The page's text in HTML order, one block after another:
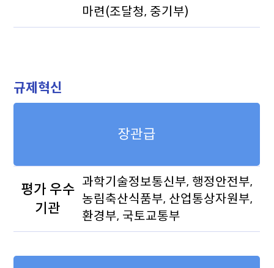
마련(조달청, 중기부)
규제혁신
장관급
평가 우수
기관
과학기술정보통신부, 행정안전부,
농림축산식품부, 산업통상자원부,
환경부, 국토교통부